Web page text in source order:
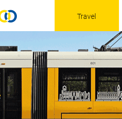
Travel